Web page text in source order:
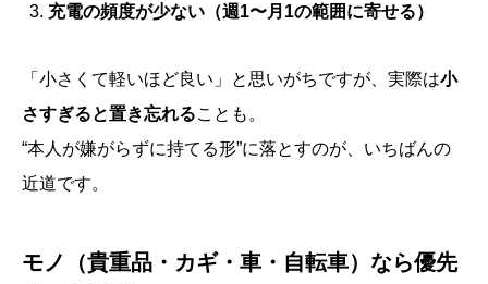
充電の頻度が少ない（週1〜月1の範囲に寄せる）
「小さくて軽いほど良い」と思いがちですが、実際は小
さすぎると置き忘れることも。
“本人が嫌がらずに持てる形”に落とすのが、いちばんの
近道です。
モノ（貴重品・カギ・車・自転車）なら優先